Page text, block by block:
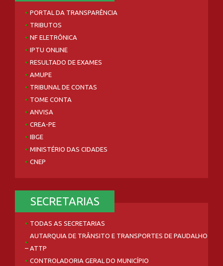
PORTAL DA TRANSPARÊNCIA
TRIBUTOS
NF ELETRÔNICA
IPTU ONLINE
RESULTADO DE EXAMES
AMUPE
TRIBUNAL DE CONTAS
TOME CONTA
ANVISA
CREA-PE
IBGE
MINISTÉRIO DAS CIDADES
CNEP
SECRETARIAS
TODAS AS SECRETARIAS
AUTARQUIA DE TRÂNSITO E TRANSPORTES DE PAUDALHO
– ATTP
CONTROLADORIA GERAL DO MUNICÍPIO